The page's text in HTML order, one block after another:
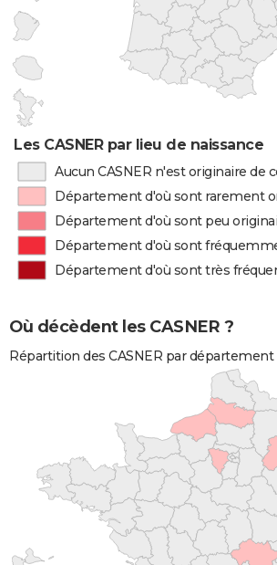
Les CASNER par lieu de naissance
Aucun CASNER n'est originaire de
Département d'où sont rarement
Département d'où sont peu
Département d'où sont
Département d'où sont très
Où décèdent les CASNER ?
Répartition des CASNER par département